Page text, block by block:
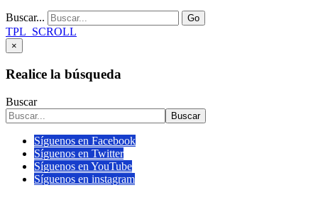
Buscar... Go
TPL_SCROLL
×
Realice la búsqueda
Buscar
Buscar
Síguenos en Facebook
Síguenos en Twitter
Síguenos en YouTube
Síguenos en instagram